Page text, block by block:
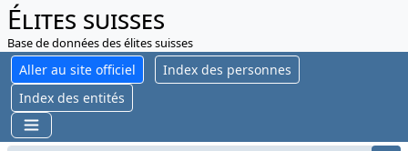
Élites suisses
Base de données des élites suisses
Aller au site officiel
Index des personnes
Index des entités